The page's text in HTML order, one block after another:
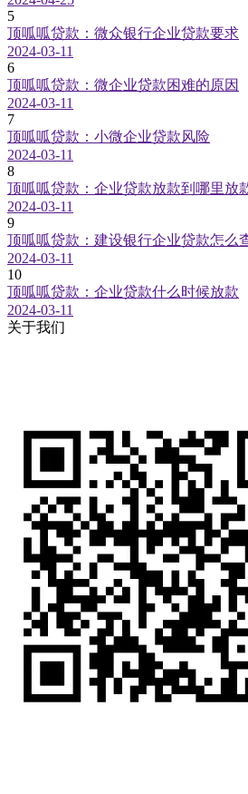
5
顶呱呱贷款：微众银行企业贷款要求
2024-03-11
6
顶呱呱贷款：微企业贷款困难的原因
2024-03-11
7
顶呱呱贷款：小微企业贷款风险
2024-03-11
8
顶呱呱贷款：企业贷款放款到哪里放
2024-03-11
9
顶呱呱贷款：建设银行企业贷款怎么
2024-03-11
10
顶呱呱贷款：企业贷款什么时候放款
2024-03-11
关于我们